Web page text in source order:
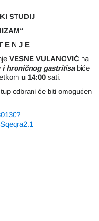
STUDIJ
E N J E
VESNE VULANOVIĆ na
i hroničnog gastritisabiće
u 14:00 sati.
odbrani će biti omogućen